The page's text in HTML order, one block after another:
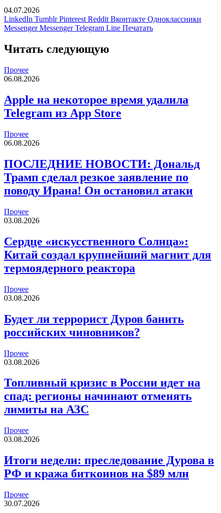
04.07.2026
LinkedIn Tumblr Pinterest Reddit Вконтакте Одноклассники
Messenger Messenger Telegram Line Печатать
Читать следующую
Прочее
06.08.2026
Apple на некоторое время удалила
Telegram из App Store
Прочее
06.08.2026
ПОСЛЕДНИЕ НОВОСТИ: Дональд
Трамп сделал резкое заявление по
поводу Ирана! Он остановил атаки
Прочее
03.08.2026
Сердце «искусственного Солнца»:
Китай создал крупнейший магнит для
термоядерного реактора
Прочее
03.08.2026
Будет ли террорист Дуров банить
российских чиновников?
Прочее
03.08.2026
Топливный кризис в России идет на
спад: регионы начинают отменять
лимиты на АЗС
Прочее
03.08.2026
Итоги недели: преследование Дурова в
РФ и кража биткоинов на $89 млн
Прочее
30.07.2026